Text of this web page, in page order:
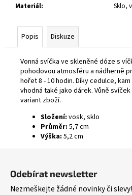
Materiál: Sklo,
Popis Diskuze
Vonná svíčka ve skleněné dóze s
pohodovou atmosféru a nádherně
hořet 8 - 10 hodin. Díky cedulce,
vhodná také jako dárek. Vůně
variant zboží.
Složení: vosk, sklo
Průměr: 5,7 cm
Výška: 5,2 cm
Odebírat newsletter
Nezmeškejte žádné novinky či slevy!